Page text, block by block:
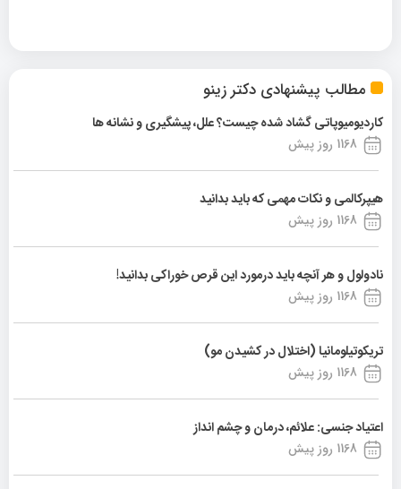
مطالب پیشنهادی دکتر زینو
کاردیومیوپاتی گشاد شده چیست؟ علل، پیشگیری و نشانه ها
1168 روز پیش
هیپرکالمی و نکات مهمی که باید بدانید
1168 روز پیش
نادولول و هر آنچه باید درمورد این قرص خوراکی بدانید!
1168 روز پیش
تریکوتیلومانیا (اختلال در کشیدن مو)
1168 روز پیش
اعتیاد جنسی: علائم، درمان و چشم انداز
1168 روز پیش